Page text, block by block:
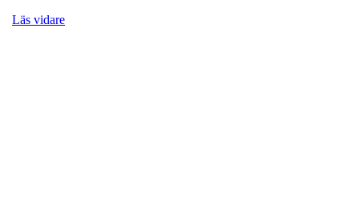
Läs vidare